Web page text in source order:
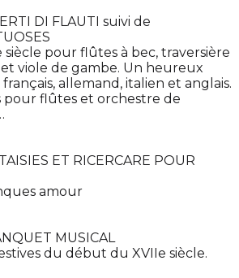
DI FLAUTI suivi de
siècle pour flûtes à bec, traversière
viole de gambe. Un heureux
allemand, italien et anglais.
pour flûtes et orchestre de
ET RICERCARE POUR
amour
MUSICAL
du début du XVIIe siècle.